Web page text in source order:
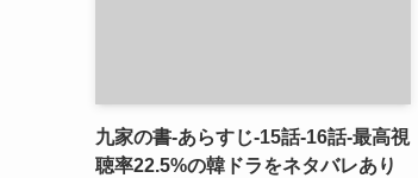
九家の書-あらすじ-15話-16話-最高視
聴率22.5%の韓ドラをネタバレあり